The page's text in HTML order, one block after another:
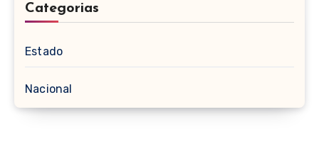
Categorias
Estado
Nacional